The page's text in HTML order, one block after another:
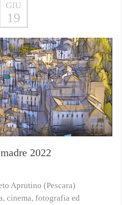
GIU
19
2022
Aprutino (Pescara)
cinema, fotografia ed